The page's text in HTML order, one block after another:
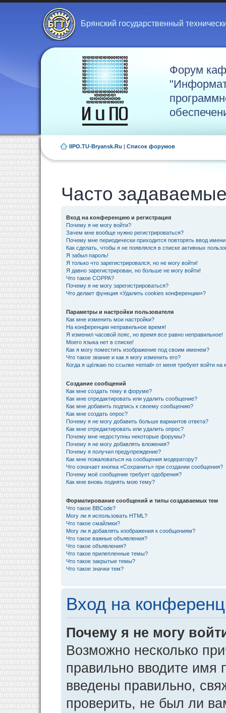
Брянский государственный
Форум
IIPO.TU-Bryansk.Ru | Список форумов
Часто
Вход на конференцию и регистрация
Почему я не могу войти?
Зачем мне вообще нужно регистрироваться?
Почему мне периодически приходится повторять ввод
Как сделать, чтобы я не появлялся в списке активных
Я забыл пароль!
Я только что зарегистрировался, но не могу войти!
Я давно зарегистрирован, но больше не могу войти!
Что такое COPPA?
Почему я не могу зарегистрироваться?
Что делает функция «Удалить cookies конференции»?
Параметры и настройки пользователя
Как мне изменить мои настройки?
На конференции неправильное время!
Я изменил часовой пояс, но время все равно неправильное!
Моего языка нет в списке!
Как я могу поместить изображение под своим именем?
Что такое звание и как я могу изменить его?
Когда я щёлкаю по ссылке «email» от меня требуют войти на
Создание сообщений
Как мне создать тему в форуме?
Как мне отредактировать или удалить сообщение?
Как мне добавить подпись к своему сообщению?
Как мне создать опрос?
Почему я не могу добавить больше вариантов ответа?
Как мне отредактировать или удалить опрос?
Почему мне недоступны некоторые форумы?
Почему я не могу добавлять вложения?
Почему я получил предупреждение?
Как мне пожаловаться на сообщения модератору?
Что означает кнопка «Сохранить» при создании сообщения?
Почему моё сообщение требует одобрения?
Как мне вновь поднять мою тему?
Форматирование сообщений и типы создаваемых тем
Что такое BBCode?
Могу ли я использовать HTML?
Что такое смайлики?
Могу ли я добавлять изображения к сообщениям?
Что такое важные объявления?
Что такое объявления?
Что такое прилепленные темы?
Что такое закрытые темы?
Что такое значки тем?
Вход на
Почему я не могу
Возможно несколько
правильно вводите имя
введены правильно,
проверить, не был ли